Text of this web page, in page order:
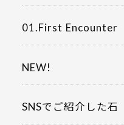
01.First Encounter
NEW!
SNSでご紹介した石